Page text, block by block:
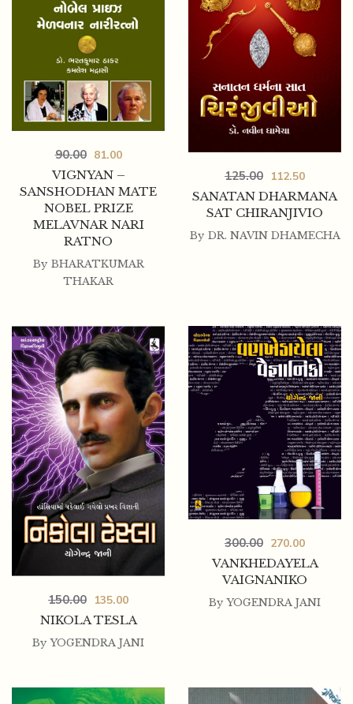
VIGNYAN –
SANSHODHAN MATE
NOBEL PRIZE
MELAVNAR NARI
RATNO
90.00 81.00
By BHARATKUMAR
THAKAR
SANATAN DHARMANA
SAT CHIRANJIVIO
125.00 112.50
By DR. NAVIN DHAMECHA
NIKOLA TESLA
150.00 135.00
By YOGENDRA JANI
VANKHEDAYELA
VAIGNANIKO
300.00 270.00
By YOGENDRA JANI